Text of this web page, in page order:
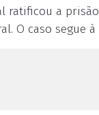
ratificou a
O caso segue à